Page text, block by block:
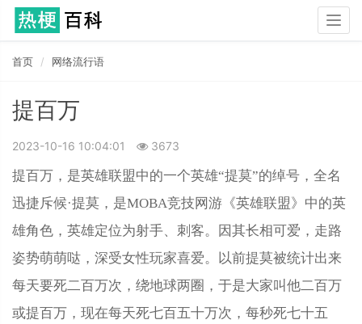
首页 网络流行语
提百万
2023-10-16 10:04:01 3673
提百万，是英雄联盟中的一个英雄“提莫”的绰号，全名
迅捷斥候·提莫，是MOBA竞技网游《英雄联盟》中的英
雄角色，英雄定位为射手、刺客。因其长相可爱，走路
姿势萌萌哒，深受女性玩家喜爱。以前提莫被统计出来
每天要死二百万次，绕地球两圈，于是大家叫他二百万
或提百万，现在每天死七百五十万次，每秒死七十五